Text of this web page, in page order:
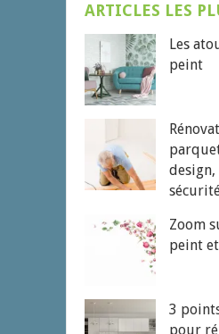
ARTICLES LES
Les
peint
Zoom
peint
3
pour